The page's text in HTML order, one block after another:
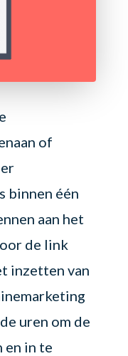
of
binnen één
aan het
de link
inzetten van
uren om de
en in te